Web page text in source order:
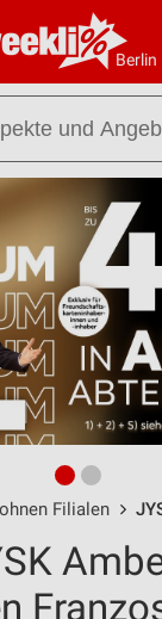
Berlin
Filialen JYSK